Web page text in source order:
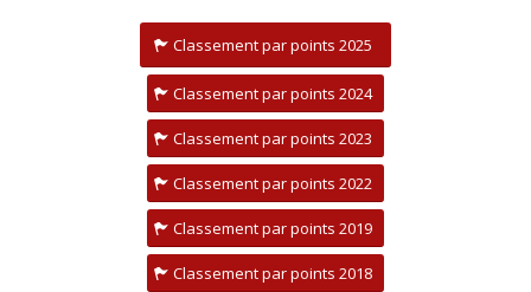
Classement par points 2025
Classement par points 2024
Classement par points 2023
Classement par points 2022
Classement par points 2019
Classement par points 2018